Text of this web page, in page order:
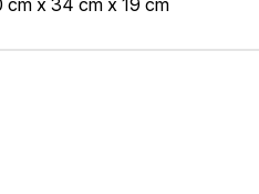
cm x 34 cm x 19 cm